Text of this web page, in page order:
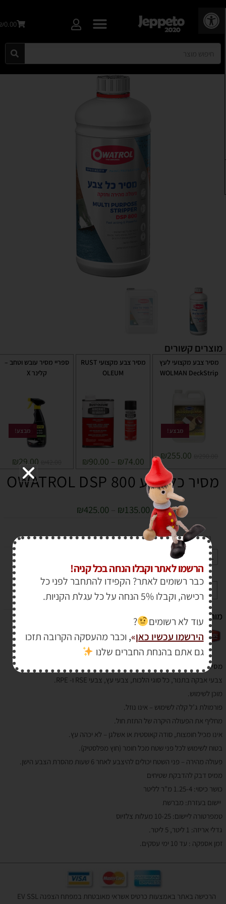
פתח סרגל נגישות
₪0.00
מוצרים קשורים
מסיר צבע מקצועי לעץ
WOLMAN DeckStrip
מבצע!
₪255.00
מסיר צבע מקצועי RUST
OLEUM
₪74.00
–
₪90.00
ספריי מסיר עובש וטחב –
קלינר X
מבצע!
₪29.00
מסיר כל צבע OWATROL DSP 800
₪135.00
₪425.00
נפח
1L
-
מותג :
מסיר את כל סוגי הגימורים והצבעים
– אלקאייד, אקרילי, אפוקסי, פוליאוריטן,
צבעי אבקה בתנור, כל סוגי הלכות, צבעי עץ, צבעי RSE ו- RPE.
מוכן לשימוש.
פורמולת ג’ל קלה לשימוש – אינו נוזל.
מחליף את הפעולה היקרה של התזת חול.
אינו מכיל חומצות, סודה קאוסטית או אשלגן – לא יכהה עץ.
בטוח לשימוש לכל פני שטח מכל חומר (חוץ מפלסטיק).
פעולה מהירה – פני השטח יכולים להיצבע לאחר 6 שעות מהסרת הצבע הישן.
ממיס דבק להדבקת שטיחים
כושר כיסוי: 1.25-4 מ"ר לליטר
יישום בעזרת: מברשת
טמפרטורה ליישום: 10-25 מעלות צלזיוס
גדלי אריזה: 1 ליטר, 5 ליטר.
זמן אספקה : עד 10 ימי עסקים.
הרכישה באתר באמצעות כרטיס אשראי מאובטחת במפתח הצפנה EV SSL
הרשמו לאתר וקבלו הנחה בכל קניה!
כבר רשומים לאתר? הקפידו להתחבר לפני כל
רכישה, וקבלו 5% הנחה על כל עגלת הקניות.
עוד לא רשומים
?
הירשמו עכשיו כאן»
, וכבר מהעסקה הקרובה תזכו
גם אתם בהנחת החברים שלנו